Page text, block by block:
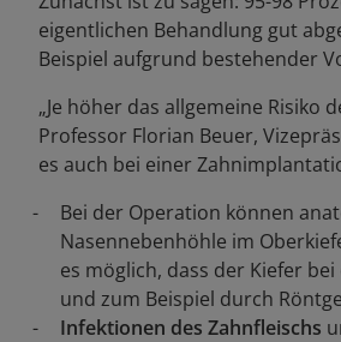
eigentlichen Behandlung gut
Beispiel aufgrund bestehender
„Je höher das allgemeine Risiko
Professor Florian Beuer,
es auch bei einer
Bei der Operation können
Nasennebenhöhle im
es möglich, dass der Kiefer
und zum Beispiel durch
Infektionen des Zahnfleischs